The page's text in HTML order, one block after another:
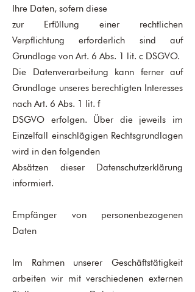
Ihre Daten, sofern diese
zur Erfüllung einer rechtlichen
Verpflichtung erforderlich sind auf
Grundlage von Art. 6 Abs. 1 lit. c DSGVO.
Die Datenverarbeitung kann ferner auf
Grundlage unseres berechtigten Interesses
nach Art. 6 Abs. 1 lit. f
DSGVO erfolgen. Über die jeweils im
Einzelfall einschlägigen Rechtsgrundlagen
wird in den folgenden
Absätzen dieser Datenschutzerklärung
informiert.
Empfänger von personenbezogenen
Daten
Im Rahmen unserer Geschäftstätigkeit
arbeiten wir mit verschiedenen externen